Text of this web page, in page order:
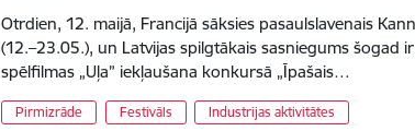
Otrdien, 12. maijā, Francijā sāksies pasaulslavenais
(12.–23.05.), un Latvijas spilgtākais sasniegums šogad
spēlfilmas „Uļa” iekļaušana konkursā „Īpašais…
Pirmizrāde Festivāls Industrijas aktivitātes